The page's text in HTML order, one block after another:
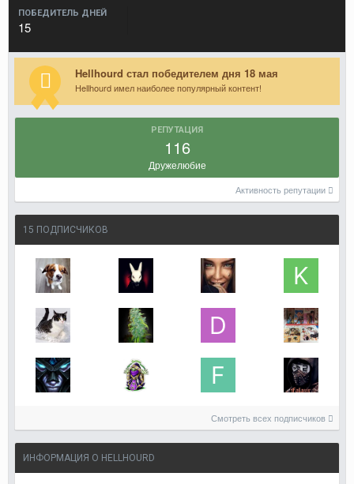
ПОБЕДИТЕЛЬ ДНЕЙ
15
Hellhourd стал победителем дня 18 мая
Hellhourd имел наиболее популярный контент!
РЕПУТАЦИЯ
116
Дружелюбие
Активность репутации
15 ПОДПИСЧИКОВ
Смотреть всех подписчиков
ИНФОРМАЦИЯ О HELLHOURD